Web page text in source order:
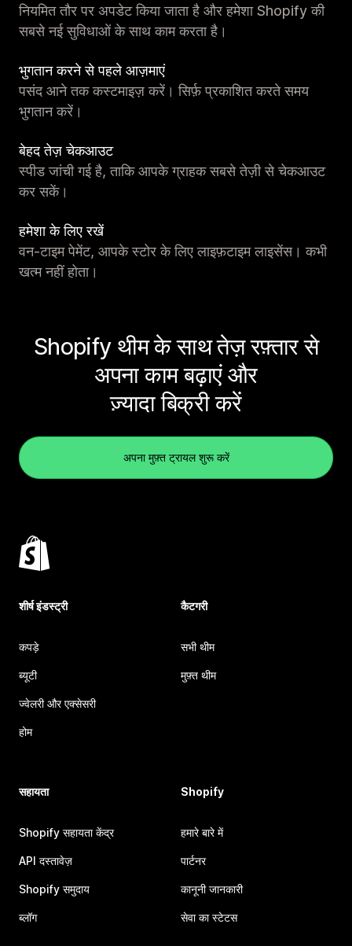
नियमित तौर पर अपडेट किया जाता है और हमेशा Shopify की
सबसे नई सुविधाओं के साथ काम करता है।
भुगतान करने से पहले आज़माएं
पसंद आने तक कस्टमाइज़ करें। सिर्फ़ प्रकाशित करते समय
भुगतान करें।
बेहद तेज़ चेकआउट
स्पीड जांची गई है, ताकि आपके ग्राहक सबसे तेज़ी से चेकआउट
कर सकें।
हमेशा के लिए रखें
वन-टाइम पेमेंट, आपके स्टोर के लिए लाइफ़टाइम लाइसेंस। कभी
खत्म नहीं होता।
Shopify थीम के साथ तेज़ रफ़्तार से
अपना काम बढ़ाएं और
ज़्यादा बिक्री करें
अपना मुफ़्त ट्रायल शुरू करें
शीर्ष इंडस्ट्री
कपड़े
ब्यूटी
ज्वेलरी और एक्सेसरी
होम
कैटगरी
सभी थीम
मुफ़्त थीम
सहायता
Shopify सहायता केंद्र
API दस्तावेज़
Shopify समुदाय
ब्लॉग
Shopify
हमारे बारे में
पार्टनर
कानूनी जानकारी
सेवा का स्टेटस